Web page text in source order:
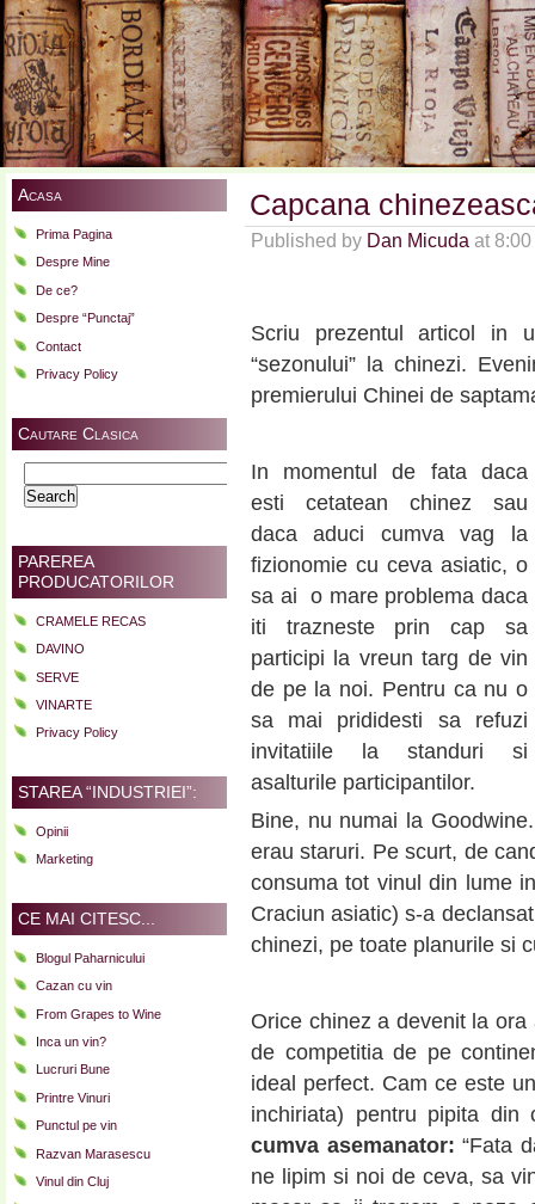
Acasa
Prima Pagina
Despre Mine
De ce?
Despre “Punctaj”
Contact
Privacy Policy
Cautare Clasica
for:
PAREREA
PRODUCATORILOR
CRAMELE RECAS
DAVINO
SERVE
VINARTE
Privacy Policy
STAREA “INDUSTRIEI”:
Opinii
Marketing
CE MAI CITESC...
Blogul Paharnicului
Cazan cu vin
From Grapes to Wine
Inca un vin?
Lucruri Bune
Printre Vinuri
Punctul pe vin
Razvan Marasescu
Vinul din Cluj
Capcana
Published by Dan Micuda at
Scriu prezentul articol in
“sezonului” la chinezi.
premierului Chinei de
In momentul de fata daca
esti cetatean chinez sau
daca aduci cumva vag la
fizionomie cu ceva asiatic, o
sa ai o mare problema daca
iti trazneste prin cap sa
participi la vreun targ de vin
de pe la noi. Pentru ca nu o
sa mai prididesti sa refuzi
invitatiile la standuri si
asalturile participantilor.
Bine, nu numai la
erau staruri. Pe scurt, de
consuma tot vinul din lume
Craciun asiatic) s-a
chinezi, pe toate planurile si
Orice chinez a devenit la
de competitia de pe
ideal perfect. Cam ce este
inchiriata) pentru pipita
cumva asemanator: “Fata
ne lipim si noi de ceva, sa